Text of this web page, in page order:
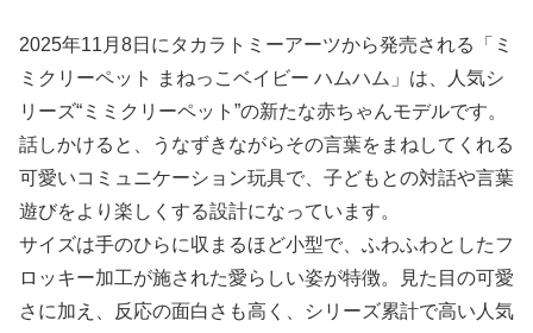
2025年11月8日にタカラトミーアーツから発売される「ミ
ミクリーペット まねっこベイビー ハムハム」は、人気シ
リーズ“ミミクリーペット”の新たな赤ちゃんモデルです。
話しかけると、うなずきながらその言葉をまねしてくれる
可愛いコミュニケーション玩具で、子どもとの対話や言葉
遊びをより楽しくする設計になっています。
サイズは手のひらに収まるほど小型で、ふわふわとしたフ
ロッキー加工が施された愛らしい姿が特徴。見た目の可愛
さに加え、反応の面白さも高く、シリーズ累計で高い人気